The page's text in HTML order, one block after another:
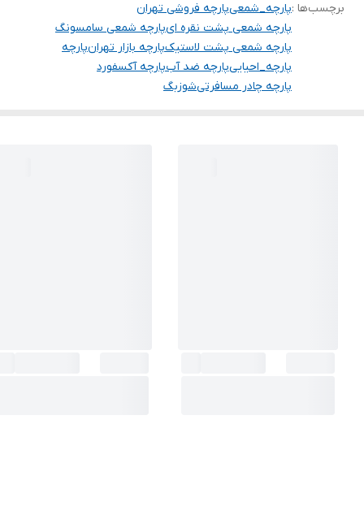
برچسب‌ها :پارچه_شمعیپارچه فروشی تهران
پارچه شمعی پشت نقره ایپارچه شمعی سامسونگ
پارچه شمعی پشت لاستیکپارچه بازار تهرانپارچه
پارچه_احیاییپارچه ضد آبپارچه آکسفورد
پارچه چادر مسافرتیشوزبگ